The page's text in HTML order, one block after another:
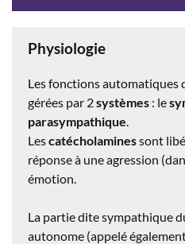
Physiologie
Les fonctions automatiques
gérées par 2systèmes : le
parasympathique.
Lescatécholaminessont
réponse à une agression
émotion.
La partie dite sympathique
autonome (appelé